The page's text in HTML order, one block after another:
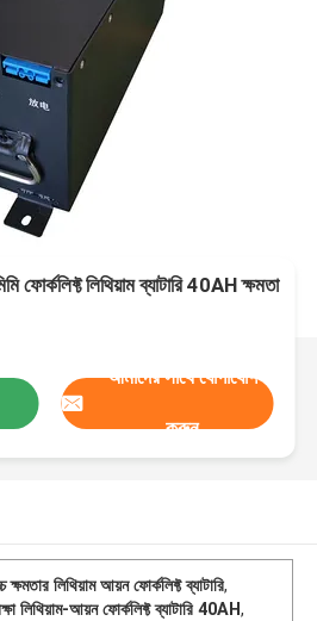
লিথিয়াম ব্যাটারি 40AH ক্ষমতা
আমাদের সাথে যোগাযোগ
করুন
ক্ষমতার লিথিয়াম আয়ন ফোর্কলিফ্ট ব্যাটারি,
লিথিয়াম-আয়ন ফোর্কলিফ্ট ব্যাটারি 40AH,